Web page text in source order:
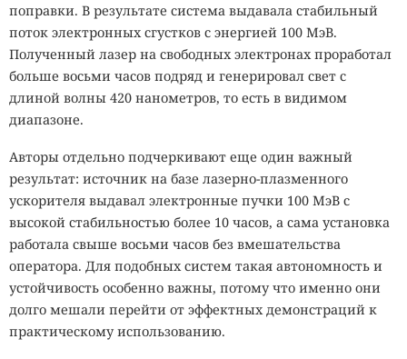
поправки. В результате система выдавала стабильный
поток электронных сгустков с энергией 100 МэВ.
Полученный лазер на свободных электронах проработал
больше восьми часов подряд и генерировал свет с
длиной волны 420 нанометров, то есть в видимом
диапазоне.
Авторы отдельно подчеркивают еще один важный
результат: источник на базе лазерно-плазменного
ускорителя выдавал электронные пучки 100 МэВ с
высокой стабильностью более 10 часов, а сама установка
работала свыше восьми часов без вмешательства
оператора. Для подобных систем такая автономность и
устойчивость особенно важны, потому что именно они
долго мешали перейти от эффектных демонстраций к
практическому использованию.